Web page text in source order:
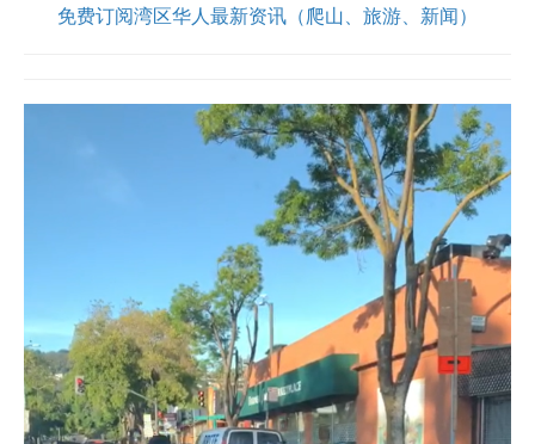
免费订阅湾区华人最新资讯（爬山、旅游、新闻）